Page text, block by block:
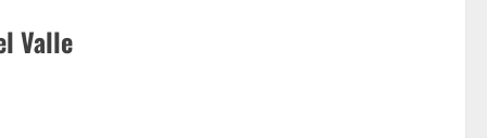
Valle